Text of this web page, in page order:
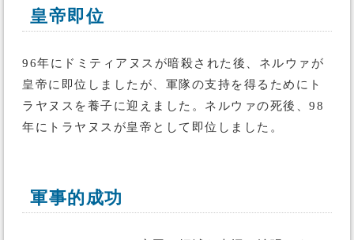
皇帝即位
96年にドミティアヌスが暗殺された後、ネルウァが
皇帝に即位しましたが、軍隊の支持を得るためにト
ラヤヌスを養子に迎えました。ネルウァの死後、98
年にトラヤヌスが皇帝として即位しました。
軍事的成功